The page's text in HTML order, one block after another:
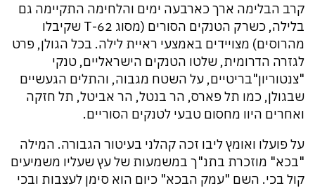
קרב הבלימה ארך כארבעה ימים והלחימה התקיימה גם
בלילה, כשרק הטנקים הסורים (מסוג 62-T שקיבלו
מהרוסים) מצויידים באמצעי ראיית לילה. בכל הגולן, פרט
לגזרה הדרומית, שלטו הטנקים הישראליים, טנקי
"צנטוריון"בריטיים, על השטח מגבוה, והתלים הגעשיים
שבגולן, כמו תל פארס, הר בנטל, הר אביטל, תל חזקה
ואחרים היוו מחסום טבעי לטנקים הסוריים.
על פועלו ואומץ ליבו זכה קהלני בעיטור הגבורה. המילה
"בכא" מוזכרת בתנ"ך במשמעות של עץ שעליו משמיעים
קול בכי. השם "עמק הבכא" כיום הוא סימן לעצבות ובכי